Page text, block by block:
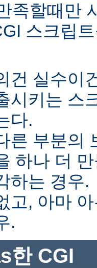
족할때만
스크립
건 실수이
시키는 스
다.
른 부분의
하나 더
하는 경우.
고, 아마
.
한 CGI